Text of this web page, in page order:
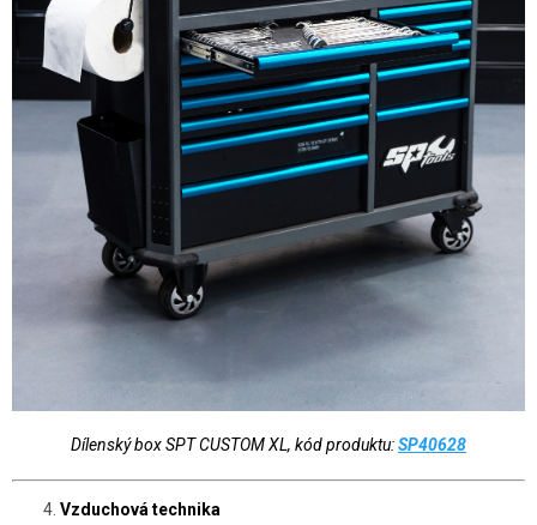
Dílenský box SPT CUSTOM XL, kód produktu:SP40628
Vzduchová technika